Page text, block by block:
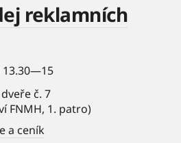
reklamních
č. 7
FNMH, 1. patro)
a ceník